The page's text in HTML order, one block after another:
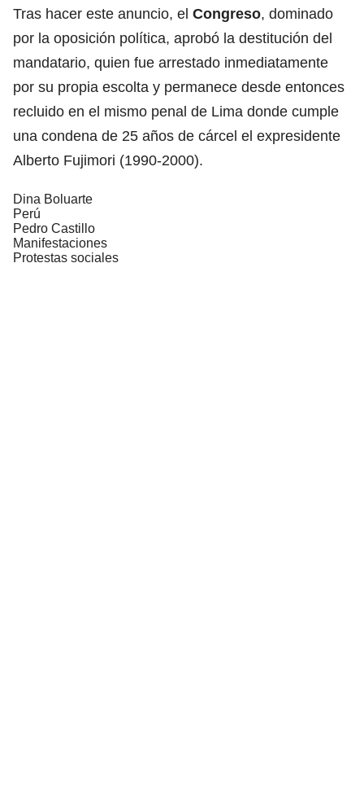
Tras hacer este anuncio, el Congreso, dominado
por la oposición política, aprobó la destitución del
mandatario, quien fue arrestado inmediatamente
por su propia escolta y permanece desde entonces
recluido en el mismo penal de Lima donde cumple
una condena de 25 años de cárcel el expresidente
Alberto Fujimori (1990-2000).
Dina Boluarte
Perú
Pedro Castillo
Manifestaciones
Protestas sociales